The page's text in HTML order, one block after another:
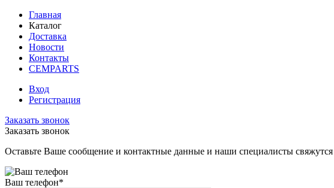
Главная
Каталог
Доставка
Новости
Контакты
CEMPARTS
Вход
Регистрация
Заказать звонок
Заказать звонок
Оставьте Ваше сообщение и контактные данные и наши специалисты
Ваш телефон*